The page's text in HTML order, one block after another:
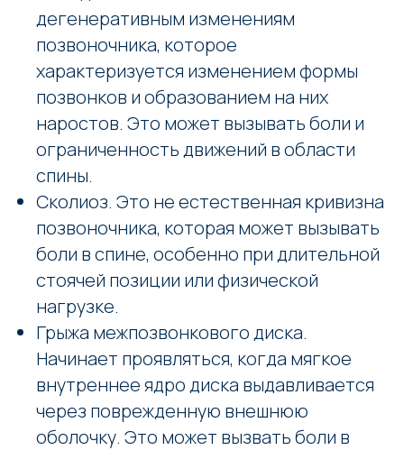
дегенеративным изменениям
позвоночника, которое
характеризуется изменением формы
позвонков и образованием на них
наростов. Это может вызывать боли и
ограниченность движений в области
спины.
Сколиоз. Это не естественная кривизна
позвоночника, которая может вызывать
боли в спине, особенно при длительной
стоячей позиции или физической
нагрузке.
Грыжа межпозвонкового диска.
Начинает проявляться, когда мягкое
внутреннее ядро диска выдавливается
через поврежденную внешнюю
оболочку. Это может вызвать боли в